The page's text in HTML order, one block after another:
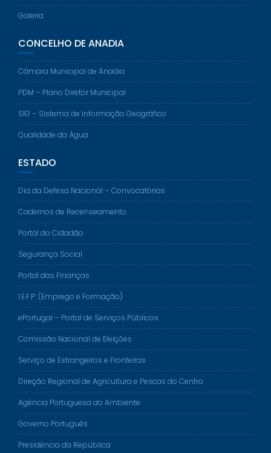
Galeria
CONCELHO DE ANADIA
Câmara Municipal de Anadia
PDM – Plano Diretor Municipal
SIG – Sistema de Informação Geográfico
Qualidade da Água
ESTADO
Dia da Defesa Nacional – Convocatórias
Cadernos de Recenseamento
Portal do Cidadão
Segurança Social
Portal das Finanças
I.E.F.P. (Emprego e Formação)
ePortugal – Portal de Serviços Públicos
Comissão Nacional de Eleições
Serviço de Estrangeiros e Fronteiras
Direção Regional de Agricultura e Pescas do Centro
Agência Portuguesa do Ambiente
Governo Português
Presidência da República